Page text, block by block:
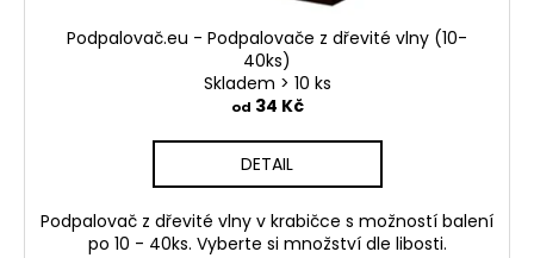
Podpalovač.eu - Podpalovače z dřevité vlny (10-
40ks)
Skladem > 10 ks
od 34 Kč
DETAIL
Podpalovač z dřevité vlny v krabičce s možností balení
po 10 - 40ks. Vyberte si množství dle libosti.